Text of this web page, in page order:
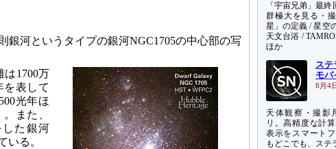
河というタイプの銀河NGC1705の中心部の写
は1700万
を表して
光年ほ
また、
た銀河
いる。
「宇宙兄弟」最
群極大を見る・
星」の定義 / 星空
天文台浴 /
ほか
ステ
モバ
8月4
天体観察・撮影
リ。高精度な計
表示をスマート
もどこでも、ステ